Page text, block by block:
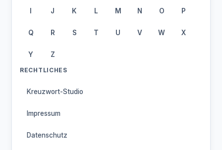
I J K L M N O P
Q R S T U V W X
Y Z
RECHTLICHES
Kreuzwort-Studio
Impressum
Datenschutz